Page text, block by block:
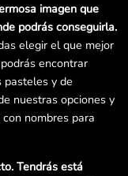
imagen que
podrás conseguirla.
elegir el que mejor
encontrar
pasteles y de
nuestras opciones y
nombres para
Tendrás está